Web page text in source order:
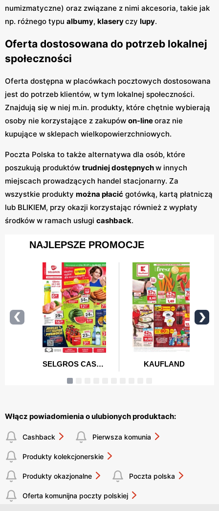
numizmatyczne) oraz związane z nimi akcesoria, takie jak
np. różnego typu albumy, klaseryczy lupy.
Oferta dostosowana do potrzeb lokalnej
społeczności
Oferta dostępna w placówkach pocztowych dostosowana
jest do potrzeb klientów, w tym lokalnej społeczności.
Znajdują się w niej m.in. produkty, które chętnie wybierają
osoby nie korzystające z zakupów on-lineoraz nie
kupujące w sklepach wielkopowierzchniowych.
Poczta Polska to także alternatywa dla osób, które
poszukują produktów trudniej dostępnychw innych
miejscach prowadzących handel stacjonarny. Za
wszystkie produkty można płacić gotówką, kartą płatniczą
lub BLIKIEM, przy okazji korzystając również z wypłaty
środków w ramach usługi cashback.
Włącz powiadomienia o ulubionych produktach:
Cashback Pierwsza komunia
Produkty kolekcjonerskie
Produkty okazjonalne Poczta polska
Oferta komunijna poczty polskiej